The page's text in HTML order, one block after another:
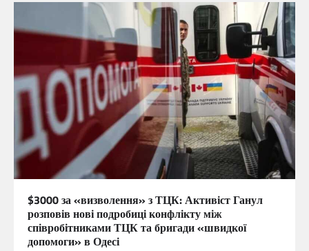
$3000 за «визволення» з ТЦК: Активіст Ганул
розповів нові подробиці конфлікту між
співробітниками ТЦК та бригади «швидкої
допомоги» в Одесі